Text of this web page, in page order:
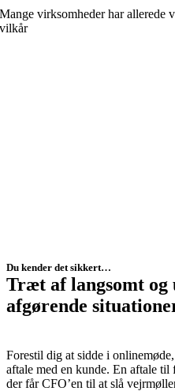
Mange virksomheder har allerede
vilkår
Du kender det sikkert…
Træt af langsomt
afgørende
Forestil dig at sidde i
aftale med en kunde. En aftale til
der får CFO’en til at slå